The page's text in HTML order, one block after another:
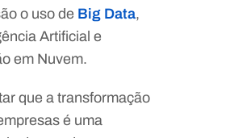
o uso de Big Data,
Artificial e
em Nuvem.
que a transformação
é uma